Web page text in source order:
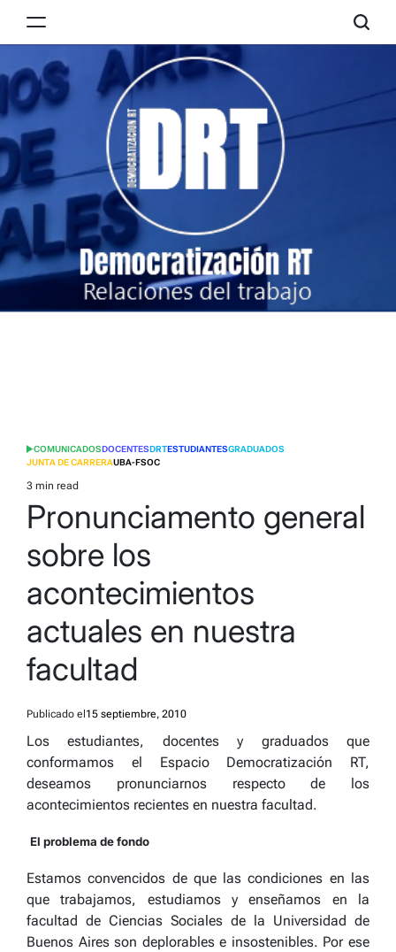
RT
POSTED
COMUNICADOSDOCENTESDRTESTUDIANTESGRADUADOS
JUNTA DE CARRERAUBA-FSOC
Estimated
read
3 min read
Pronunciamento general
sobre los
acontecimientos
actuales en nuestra
facultad
Publicado el 15 septiembre, 2010
Los estudiantes, docentes y graduados que
conformamos el Espacio Democratización RT,
deseamos pronunciarnos respecto de los
acontecimientos recientes en nuestra facultad.
El problema de fondo
Estamos convencidos de que las condiciones en las
que trabajamos, estudiamos y enseñamos en la
facultad de Ciencias Sociales de la Universidad de
Buenos Aires son deplorables e insostenibles. Por ese